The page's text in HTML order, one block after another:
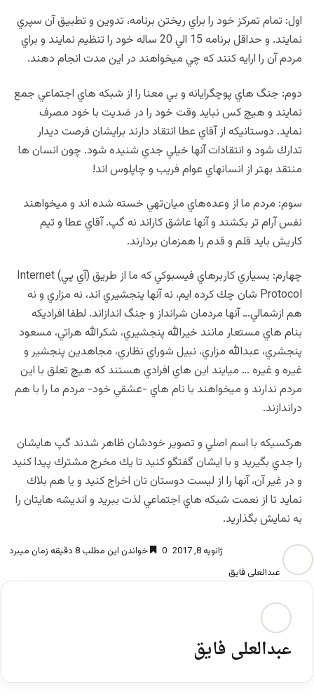
اول: تمام تمركز خود را براي ريختن برنامه، تدوين و تطبيق آن سپري
نمايند. و حداقل برنامه 15 الي 20 ساله خود را تنظيم نمايند و براي
مردم آن را ارايه كنند كه چي ميخواهند در اين مدت انجام دهند.
دوم: جنگ هاي پوچگرايانه و بي معنا را از شبكه هاي اجتماعي جمع
نمايند و هيچ كس نبايد وقت خود را در ضديت با خود مصرف
نمايد. دوستانيكه از آقاي عطا انتقاد دارند برايشان فرصت ديدار
تدارك شود و انتقادات آنها خيلي جدي شنيده شود. چون انسان ها
منتقد بهتر از انسانهاي عوام فريب و چاپلوس اند!
سوم: مردم ما از وعده‌هاي ميان‌تهي خسته شده اند و ميخواهند
نفس آرام تر بكشند و آنها عاشق كاراند نه گپ. آقاي عطا و تيم
كاريش بايد قلم و قدم را همزمان بردارند.
چهارم: بسياري كاربرهاي فيسبوكي كه ما از طريق (آي پي) Internet
Protocol شان چك كرده ايم، نه آنها پنجشيري اند، نه مزاري و نه
هم ازشمالي… آنها مردمان شرانداز و جنگ اندازاند. لطفا افراديكه
بنام هاي مستعار مانند خيرالله پنجشيري، شكرالله هراتي، مسعود
پنجشري، عبدالله مزاري، نبيل شوراي نظاري، مجاهدين پنجشير و
غيره و غيره … ميايند اين هاي افرادي هستند كه هيچ تعلق با اين
مردم ندارند و ميخواهند با نام هاي -عشقي خود- مردم ما را با هم
دراندازند.
هركسيكه با اسم اصلي و تصوير خودشان ظاهر شدند گپ هايشان
را جدي بگيريد و با ايشان گفتگو كنيد تا يك مخرج مشترك پيدا كنيد
و در غير آن، آنها را از ليست دوستان تان اخراج كنيد و يا هم بلاك
نمايد تا از نعمت شبكه هاي اجتماعي لذت ببريد و انديشه هايتان را
به نمايش بگذاريد.
عبدالعلی فایق
ژانویه 8, 2017 0 خواندن این مطلب 8 دقیقه زمان میبرد
عبدالعلی فایق